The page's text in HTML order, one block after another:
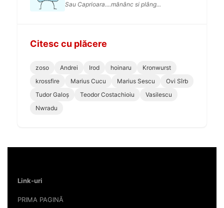
Sau Caprioara....mănânc si plâng...
Citesc cu plăcere
zoso Andrei Irod hoinaru
Kronwurst
krossfire
Marius Cucu Marius Sescu
Ovi Sîrb
Tudor Galoș
Teodor Costachioiu
Vasilescu
Nwradu
Link-uri
PRIMA PAGINĂ